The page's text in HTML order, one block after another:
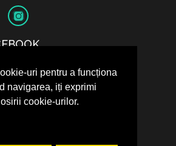
uri pentru a funcționa
navigarea, iți exprimi
cookie-urilor.